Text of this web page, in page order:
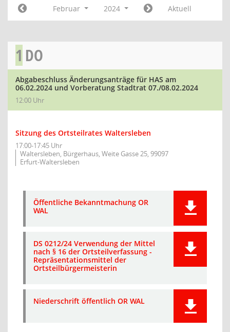
Februar 2024 Aktuell
1 DO
Abgabeschluss Änderungsanträge für HAS am
06.02.2024 und Vorberatung Stadtrat 07./08.02.2024
12:00 Uhr
Sitzung des Ortsteilrates Waltersleben
17:00-17:45 Uhr
Waltersleben, Bürgerhaus, Weite Gasse 25, 99097
Erfurt-Waltersleben
Öffentliche Bekanntmachung OR
WAL
DS 0212/24 Verwendung der Mittel
nach § 16 der Ortsteilverfassung -
Repräsentationsmittel der
Ortsteilbürgermeisterin
Niederschrift öffentlich OR WAL